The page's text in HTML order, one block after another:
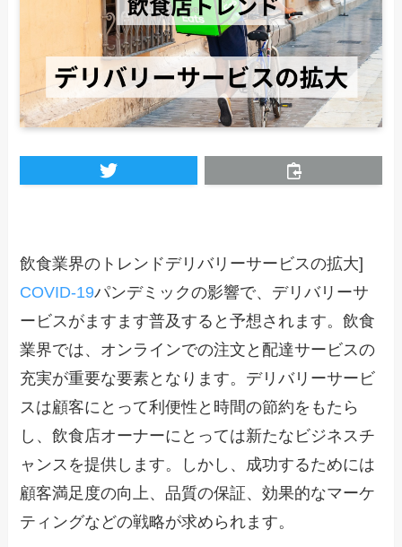
飲食業界のトレンドデリバリーサービスの拡大]
COVID-19パンデミックの影響で、デリバリーサ
ービスがますます普及すると予想されます。飲食
業界では、オンラインでの注文と配達サービスの
充実が重要な要素となります。デリバリーサービ
スは顧客にとって利便性と時間の節約をもたら
し、飲食店オーナーにとっては新たなビジネスチ
ャンスを提供します。しかし、成功するためには
顧客満足度の向上、品質の保証、効果的なマーケ
ティングなどの戦略が求められます。